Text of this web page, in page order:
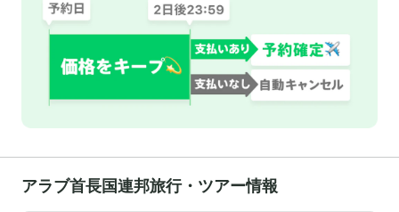
アラブ首長国連邦旅行・ツアー情報